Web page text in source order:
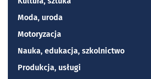
Moda, uroda
Motoryzacja
Nauka, edukacja, szkolnictwo
Produkcja, usługi